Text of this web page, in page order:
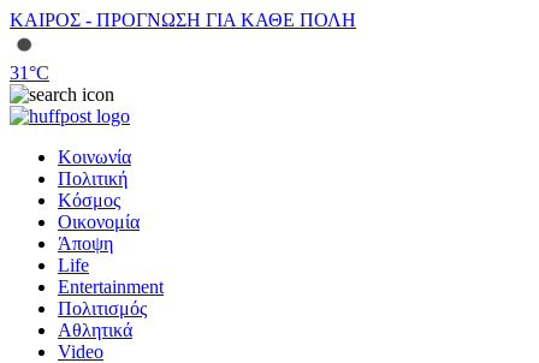
ΚΑΙΡΟΣ - ΠΡΟΓΝΩΣΗ ΓΙΑ ΚΑΘΕ ΠΟΛΗ
31°C
Κοινωνία
Πολιτική
Κόσμος
Οικονομία
Άποψη
Life
Entertainment
Πολιτισμός
Αθλητικά
Video